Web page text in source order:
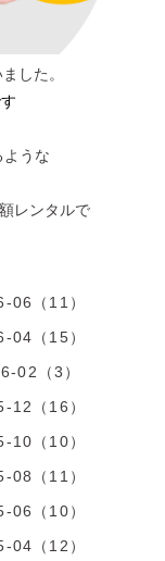
した。
ような
レンタルで
06（11）
04（15）
02（3）
12（16）
10（10）
08（11）
06（10）
04（12）